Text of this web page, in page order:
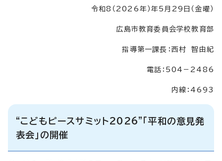
令和8（2026年）年5月29日（金曜）
広島市教育委員会学校教育部
指導第一課長：西村 智由紀
電話：504－2486
内線：4693
“こどもピースサミット2026”「平和の意見発
表会」の開催